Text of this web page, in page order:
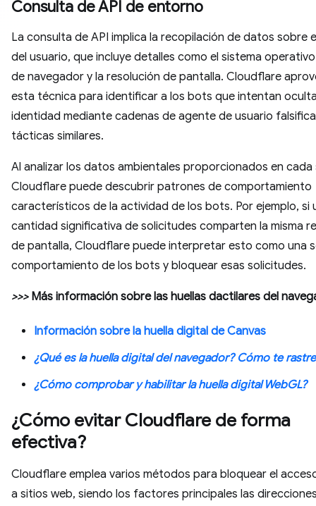
Consulta de API de entorno
La consulta de API implica la recopilación de datos sobre
del usuario, que incluye detalles como el sistema
de navegador y la resolución de pantalla. Cloudflare
esta técnica para identificar a los bots que intentan
identidad mediante cadenas de agente de usuario
tácticas similares.
Al analizar los datos ambientales proporcionados en
Cloudflare puede descubrir patrones de comportamiento
característicos de la actividad de los bots. Por ejemplo, si
cantidad significativa de solicitudes comparten la misma
de pantalla, Cloudflare puede interpretar esto como una
comportamiento de los bots y bloquear esas solicitudes.
>>>Más información sobre las huellas dactilares del
Información sobre la huella digital de Canvas
¿Qué es la huella digital del navegador? Cómo te
¿Cómo comprobar y habilitar la huella digital WebGL?
¿Cómo evitar Cloudflare de forma
efectiva?
Cloudflare emplea varios métodos para bloquear el
a sitios web, siendo los factores principales las